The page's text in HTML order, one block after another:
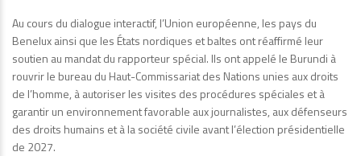
Au cours du dialogue interactif, l’Union européenne, les pays du
Benelux ainsi que les États nordiques et baltes ont réaffirmé leur
soutien au mandat du rapporteur spécial. Ils ont appelé le Burundi à
rouvrir le bureau du Haut-Commissariat des Nations unies aux droits
de l’homme, à autoriser les visites des procédures spéciales et à
garantir un environnement favorable aux journalistes, aux défenseurs
des droits humains et à la société civile avant l’élection présidentielle
de 2027.